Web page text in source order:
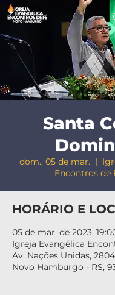
Santa
dom., 05 de mar.
  |
Encontros de
HORÁRIO E
05 de mar. de 2023,
Igreja Evangélica
Av. Nações Unidas,
Novo Hamburgo - RS,